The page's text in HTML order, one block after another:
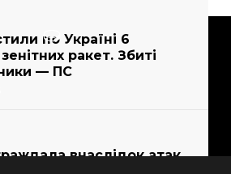
по Україні 6
ракет. Збиті
— ПС
внаслідок атак
Підтримати
hromadske.